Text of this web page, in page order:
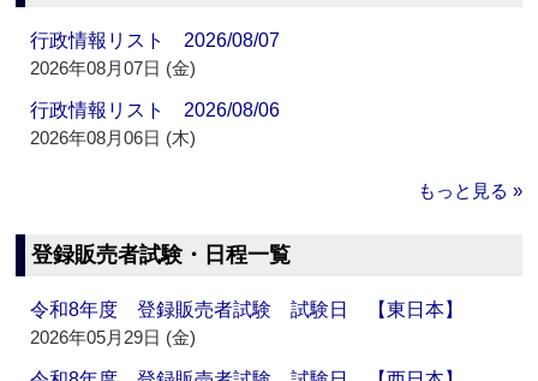
行政情報リスト 2026/08/07
2026年08月07日 (金)
行政情報リスト 2026/08/06
2026年08月06日 (木)
もっと見る »
登録販売者試験・日程一覧
令和8年度 登録販売者試験 試験日 【東日本】
2026年05月29日 (金)